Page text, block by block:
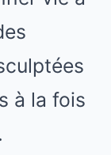
à la fois